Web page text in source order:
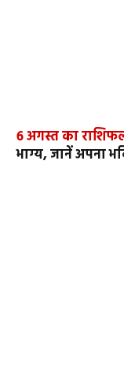
6 अगस्त का
भाग्य, जानें अपना